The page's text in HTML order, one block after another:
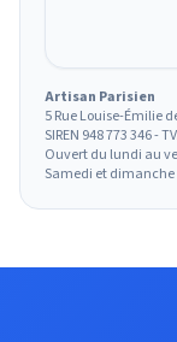
Artisan Parisien
5 Rue Louise-Émilie
SIREN 948 773 346 -
Ouvert du lundi au
Samedi et dimanche